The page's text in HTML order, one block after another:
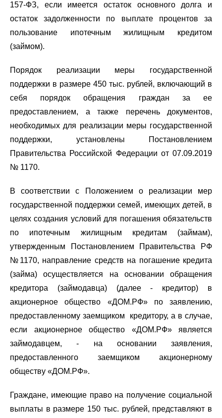
157-ФЗ, если имеется остаток основного долга и
остаток задолженности по выплате процентов за
пользование ипотечным жилищным кредитом
(займом).
Порядок реализации меры государственной
поддержки в размере 450 тыс. рублей, включающий в
себя порядок обращения граждан за ее
предоставлением, а также перечень документов,
необходимых для реализации меры государственной
поддержки, установлены Постановлением
Правительства Российской Федерации от 07.09.2019
№ 1170.
В соответствии с Положением о реализации мер
государственной поддержки семей, имеющих детей, в
целях создания условий для погашения обязательств
по ипотечным жилищным кредитам (займам),
утвержденным Постановлением Правительства РФ
№1170, направление средств на погашение кредита
(займа) осуществляется на основании обращения
кредитора (займодавца) (далее - кредитор) в
акционерное общество «ДОМ.РФ» по заявлению,
предоставленному заемщиком кредитору, а в случае,
если акционерное общество «ДОМ.РФ» является
займодавцем, - на основании заявления,
предоставленного заемщиком акционерному
обществу «ДОМ.РФ».
Граждане, имеющие право на получение социальной
выплаты в размере 150 тыс. рублей, представляют в